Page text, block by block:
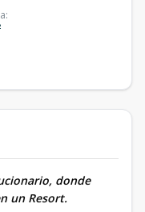
:
donde
un Resort.